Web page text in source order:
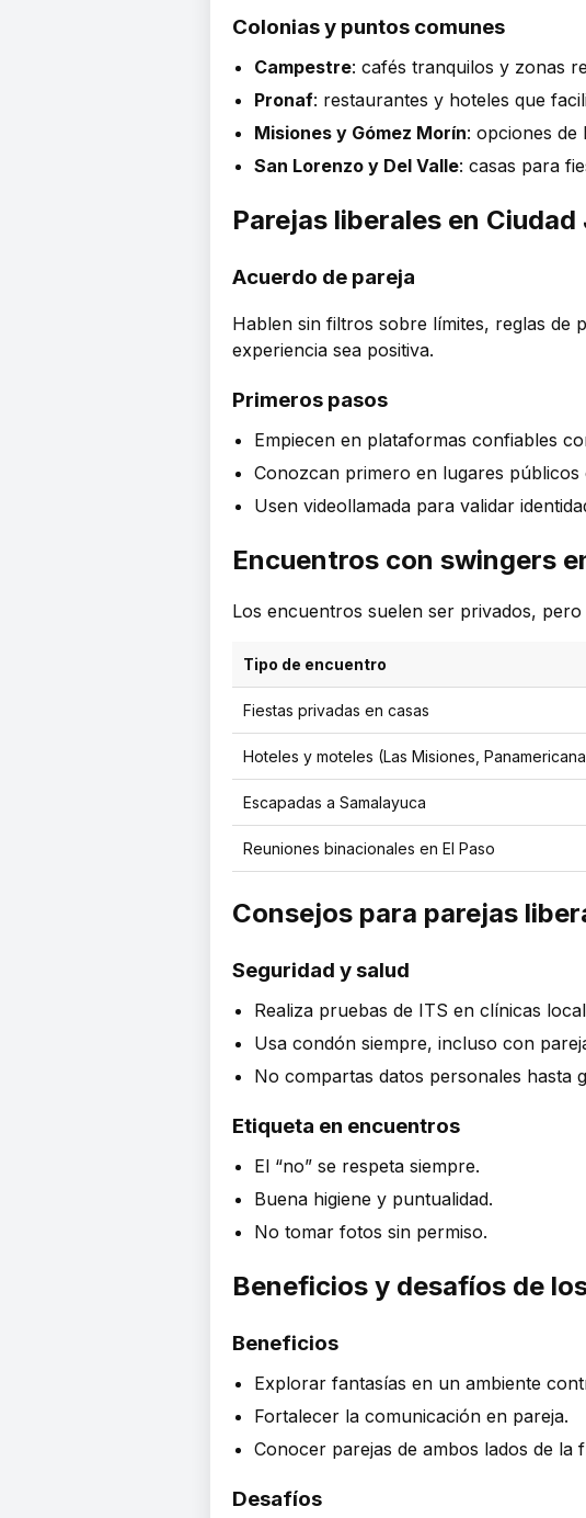
Colonias y puntos comunes
Campestre: cafés tranquilos y zonas
Pronaf: restaurantes y hoteles que
Misiones y Gómez Morín: opciones de
San Lorenzo y Del Valle: casas para
Parejas liberales en
Acuerdo de pareja
Hablen sin filtros sobre límites, reglas de
experiencia sea positiva.
Primeros pasos
Empiecen en plataformas confiables
Conozcan primero en lugares
Usen videollamada para validar
Encuentros con swingers
Los encuentros suelen ser privados,
Tipo de encuentro
Fiestas privadas en casas
Hoteles y moteles (Las Misiones,
Escapadas a Samalayuca
Reuniones binacionales en El Paso
Consejos para parejas
Seguridad y salud
Realiza pruebas de ITS en clínicas
Usa condón siempre, incluso con
No compartas datos personales hasta
Etiqueta en encuentros
El “no” se respeta siempre.
Buena higiene y puntualidad.
No tomar fotos sin permiso.
Beneficios y desafíos de
Beneficios
Explorar fantasías en un ambiente
Fortalecer la comunicación en pareja.
Conocer parejas de ambos lados de la
Desafíos